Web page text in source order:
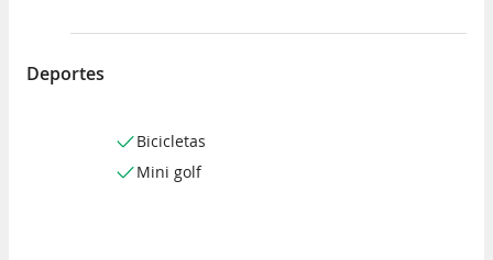
Deportes
Bicicletas
Mini golf